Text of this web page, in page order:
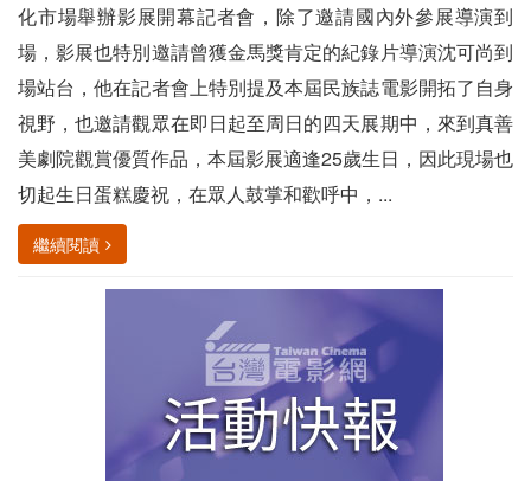
化市場舉辦影展開幕記者會，除了邀請國內外參展導演到
場，影展也特別邀請曾獲金馬獎肯定的紀錄片導演沈可尚到
場站台，他在記者會上特別提及本屆民族誌電影開拓了自身
視野，也邀請觀眾在即日起至周日的四天展期中，來到真善
美劇院觀賞優質作品，本屆影展適逢25歲生日，因此現場也
切起生日蛋糕慶祝，在眾人鼓掌和歡呼中，...
繼續閱讀